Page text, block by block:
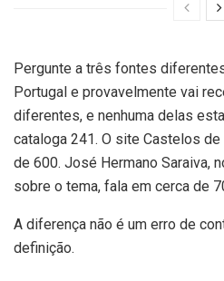
Pergunte a três fontes
Portugal e provavelmente vai
diferentes, e nenhuma delas
cataloga 241. O site Castelos
de 600. José Hermano Saraiva,
sobre o tema, fala em cerca de
A diferença não é um erro de
definição.